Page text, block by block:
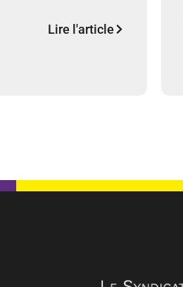
Lire l'article